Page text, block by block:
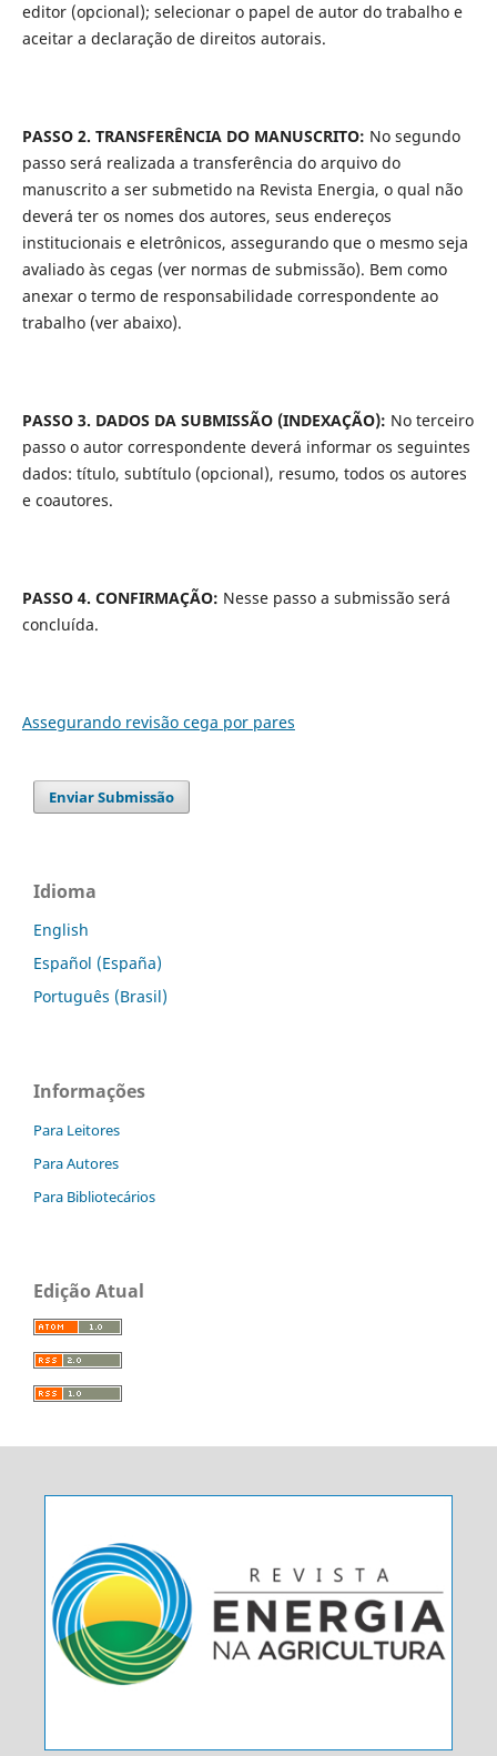
editor (opcional); selecionar o papel de autor do trabalho e
aceitar a declaração de direitos autorais.
PASSO 2. TRANSFERÊNCIA DO MANUSCRITO: No segundo
passo será realizada a transferência do arquivo do
manuscrito a ser submetido na Revista Energia, o qual não
deverá ter os nomes dos autores, seus endereços
institucionais e eletrônicos, assegurando que o mesmo seja
avaliado às cegas (ver normas de submissão). Bem como
anexar o termo de responsabilidade correspondente ao
trabalho (ver abaixo).
PASSO 3. DADOS DA SUBMISSÃO (INDEXAÇÃO): No terceiro
passo o autor correspondente deverá informar os seguintes
dados: título, subtítulo (opcional), resumo, todos os autores
e coautores.
PASSO 4. CONFIRMAÇÃO: Nesse passo a submissão será
concluída.
Assegurando revisão cega por pares
Enviar Submissão
Idioma
English
Español (España)
Português (Brasil)
Informações
Para Leitores
Para Autores
Para Bibliotecários
Edição Atual